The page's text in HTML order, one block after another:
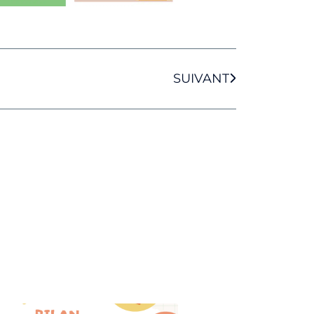
SUIVANT